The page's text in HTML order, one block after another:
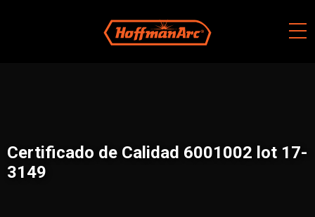
Certificado de Calidad 6001002 lot 17-
3149